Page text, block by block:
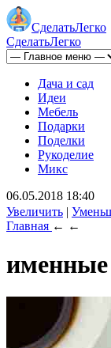
СделатьЛегко
СделатьЛегко
Дача и сад
Идеи
Мебель
Подарки
Поделки
Рукоделие
Микс
06.05.2018 18:40
Увеличить |
Главная ← ←
именные